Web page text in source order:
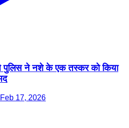
पुलिस ने नशे के एक तस्कर को किया
17, 2026